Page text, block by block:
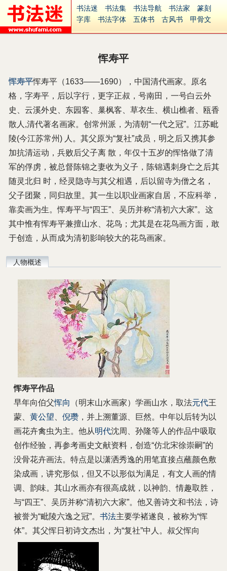
书法迷 书法集 书法导航 书法家
篆刻
字库
书法字体 五体书 古风书
甲骨文
字形 大字
中医 象棋
字体下载
免费字体 中文字体
英文字体
Ai矢量
P图宝 南无阿弥陀佛
意见反馈
安全网站
捐赠 繁體版
恽寿平
恽寿平恽寿平（1633——1690），中国清代画家。原名
格，字寿平，后以字行，更字正叔，号南田，一号白云外
史、云溪外史、东园客、巢枫客、草衣生、横山樵者、瓯香
散人,清代著名画家。创常州派，为清朝“一代之冠”。江苏毗
陵(今江苏常州) 人。其父原为“复社”成员，明之后又携其参
加抗清运动，兵败后父子离 散，年仅十五岁的恽恪做了清
军的俘虏，被总督陈锦之妻收为义子，陈锦遇刺身亡之后其
随灵北归 时，经灵隐寺与其父相遇，后以留寺为僧之名，
父子团聚，同归故里。其一生以职业画家自居，不应科举，
靠卖画为生。恽寿平与“四王”、吴历并称“清初六大家”。这
其中惟有恽寿平兼擅山水、花鸟；尤其是在花鸟画方面，敢
于创造，从而成为清初影响较大的花鸟画家。
人物概述
恽寿平作品
早年向伯父恽向 （明末山水画家）学画山水，取法元代王
蒙、 黄公望 倪瓒 ，并上溯董源、巨然。中年以后转为以
画花卉禽虫为主。他从明代沈周、孙隆等人的作品中吸取
创作经验，再参考画史文献资料，创造“仿北宋徐崇嗣”的
没骨花卉画法。特点是以潇洒秀逸的用笔直接点蘸颜色敷
染成画，讲究形似，但又不以形似为满足，有文人画的情
调、韵味。其山水画亦有很高成就，以神韵、情趣取胜，
与“四王”、吴历并称“清初六大家”。他又善诗文和书法，诗
被誉为“毗陵六逸之冠”。 书法主要学褚遂良，被称为“恽
体”。其父恽日初诗文杰出，为“复社”中人。叔父恽向